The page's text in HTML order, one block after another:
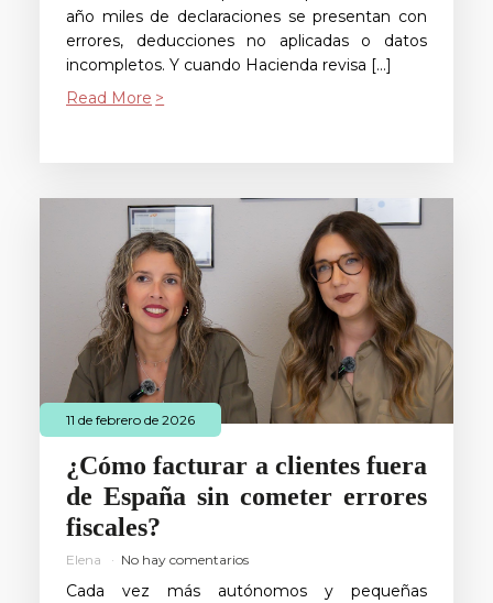
año miles de declaraciones se presentan con
errores, deducciones no aplicadas o datos
incompletos. Y cuando Hacienda revisa […]
Read More
11 de febrero de 2026
¿Cómo facturar a clientes fuera
de España sin cometer errores
fiscales?
Elena No hay comentarios
Cada vez más autónomos y pequeñas